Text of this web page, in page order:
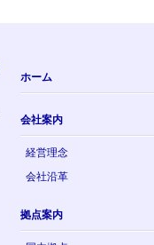
ホーム
会社案内
経営理念
会社沿革
拠点案内